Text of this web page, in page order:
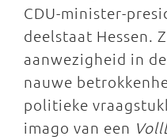
CDU-minister-
deelstaat Hessen.
aanwezigheid in
nauwe
politieke
imago van een